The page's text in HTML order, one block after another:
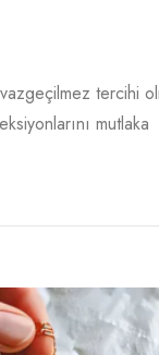
tercihi
mutlaka